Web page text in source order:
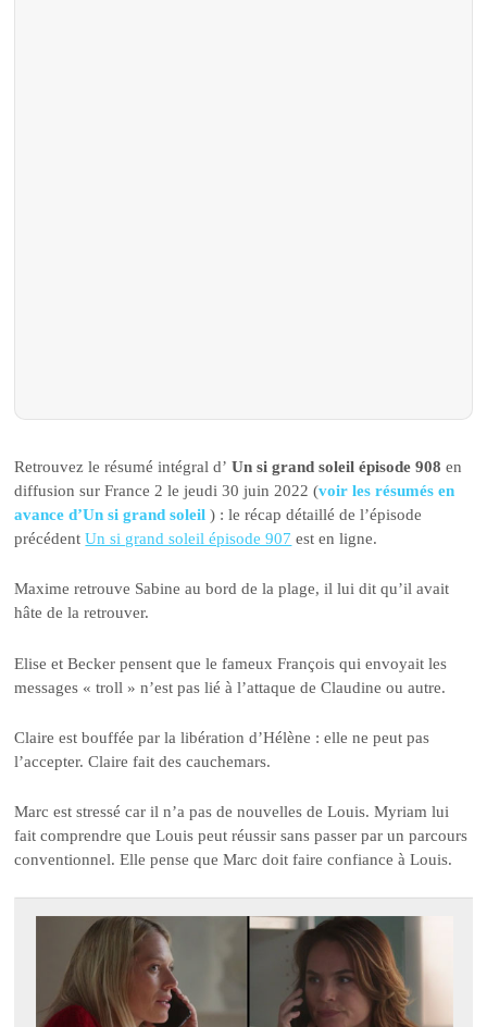
Retrouvez le résumé intégral d’ Un si grand soleil épisode 908 en
diffusion sur France 2 le jeudi 30 juin 2022 (voir les résumés en
avance d’Un si grand soleil ) : le récap détaillé de l’épisode
précédentUn si grand soleil épisode 907 est en ligne.
Maxime retrouve Sabine au bord de la plage, il lui dit qu’il avait
hâte de la retrouver.
Elise et Becker pensent que le fameux François qui envoyait les
messages « troll » n’est pas lié à l’attaque de Claudine ou autre.
Claire est bouffée par la libération d’Hélène : elle ne peut pas
l’accepter. Claire fait des cauchemars.
Marc est stressé car il n’a pas de nouvelles de Louis. Myriam lui
fait comprendre que Louis peut réussir sans passer par un parcours
conventionnel. Elle pense que Marc doit faire confiance à Louis.